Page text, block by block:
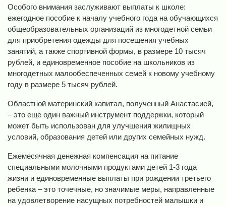
Особого внимания заслуживают выплаты к школе:
ежегодное пособие к началу учебного года на обучающихся
общеобразовательных организаций из многодетной семьи
для приобретения одежды для посещения учебных
занятий, а также спортивной формы, в размере 10 тысяч
рублей, и единовременное пособие на школьников из
многодетных малообеспеченных семей к новому учебному
году в размере 5 тысяч рублей.
Областной материнский капитал, полученный Анастасией,
– это еще один важный инструмент поддержки, который
может быть использован для улучшения жилищных
условий, образования детей или других семейных нужд.
Ежемесячная денежная компенсация на питание
специальными молочными продуктами детей 1-3 года
жизни и единовременные выплаты при рождении третьего
ребенка – это точечные, но значимые меры, направленные
на удовлетворение насущных потребностей малышки и